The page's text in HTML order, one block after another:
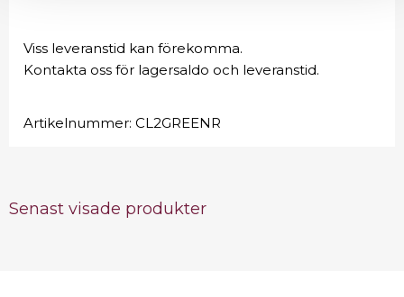
Viss leveranstid kan förekomma.
Kontakta oss för lagersaldo och leveranstid.
Artikelnummer: CL2GREENR
Senast visade produkter